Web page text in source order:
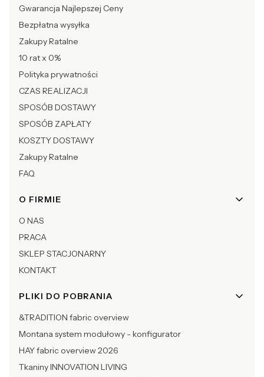
Gwarancja Najlepszej Ceny
Bezpłatna wysyłka
Zakupy Ratalne
10 rat x 0%
Polityka prywatności
CZAS REALIZACJI
SPOSÓB DOSTAWY
SPOSÓB ZAPŁATY
KOSZTY DOSTAWY
Zakupy Ratalne
FAQ
O FIRMIE
O NAS
PRACA
SKLEP STACJONARNY
KONTAKT
PLIKI DO POBRANIA
&TRADITION fabric overview
Montana system modułowy - konfigurator
HAY fabric overview 2026
Tkaniny INNOVATION LIVING